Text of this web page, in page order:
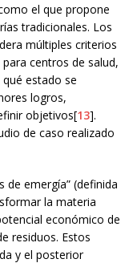
el que propone
tradicionales. Los
múltiples criterios
centros de salud,
estado se
logros,
objetivos[13].
de caso realizado
de emergía” (definida
la materia
económico de
residuos. Estos
y el posterior